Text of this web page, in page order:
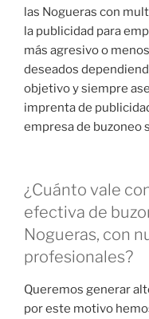
las Nogueras con
la publicidad para
más agresivo o
deseados
objetivo y siempre
imprenta de
empresa de buzoneo
¿Cuánto vale
efectiva de
Nogueras, con
profesionales?
Queremos generar
por este motivo